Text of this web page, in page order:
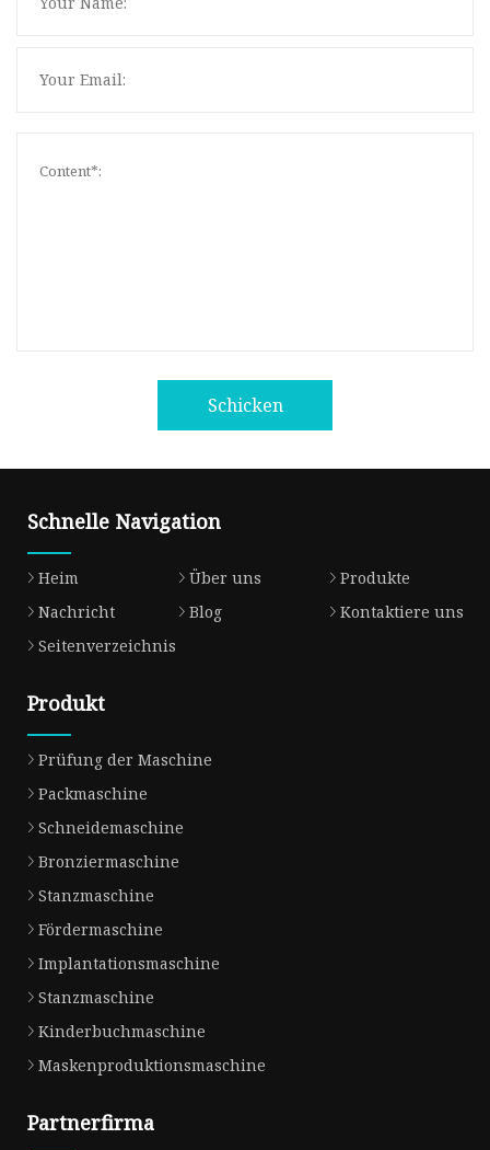
Schicken
Schnelle Navigation
Heim Über uns
Produkte
Nachricht
Blog
Kontaktiere uns
Seitenverzeichnis
Produkt
Prüfung der Maschine
Packmaschine
Schneidemaschine
Bronziermaschine
Stanzmaschine
Fördermaschine
Implantationsmaschine
Stanzmaschine
Kinderbuchmaschine
Maskenproduktionsmaschine
Partnerfirma